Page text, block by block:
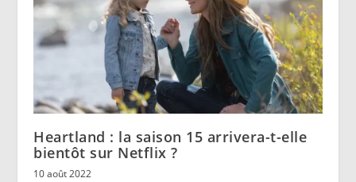
Heartland : la saison 15 arrivera-t-elle
bientôt sur Netflix ?
10 août 2022